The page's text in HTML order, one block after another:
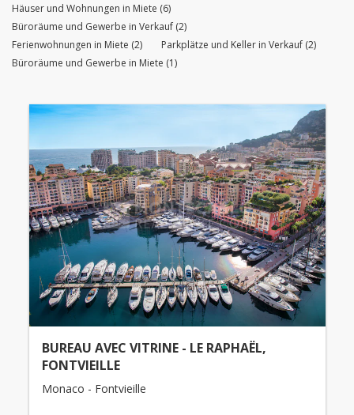
Häuser und Wohnungen in Miete (6)
Büroräume und Gewerbe in Verkauf (2)
Ferienwohnungen in Miete (2)
Parkplätze und Keller in Verkauf (2)
Büroräume und Gewerbe in Miete (1)
BUREAU AVEC VITRINE - LE RAPHAËL,
FONTVIEILLE
Monaco - Fontvieille